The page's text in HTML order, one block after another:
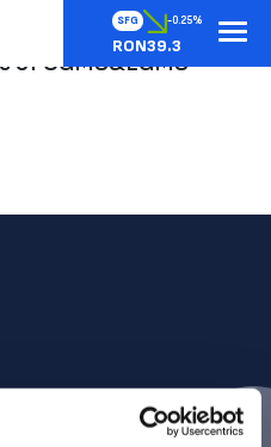
SFG -0.25%
RON39.3
OGMS&EGMS